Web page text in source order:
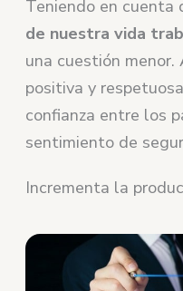
Teniendo en cuenta
de nuestra vida
una cuestión
positiva y
confianza entre los
sentimiento de
Incrementa la